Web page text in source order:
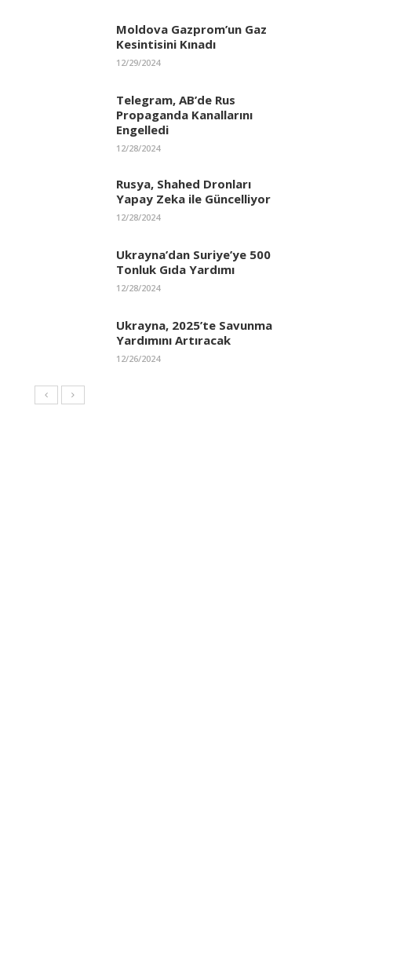
Moldova Gazprom’un Gaz
Kesintisini Kınadı
12/29/2024
Telegram, AB’de Rus
Propaganda Kanallarını
Engelledi
12/28/2024
Rusya, Shahed Dronları
Yapay Zeka ile Güncelliyor
12/28/2024
Ukrayna’dan Suriye’ye 500
Tonluk Gıda Yardımı
12/28/2024
Ukrayna, 2025’te Savunma
Yardımını Artıracak
12/26/2024